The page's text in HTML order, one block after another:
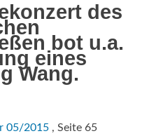
des
bot u.a.
eines
Wang.
05/2015 , Seite 65